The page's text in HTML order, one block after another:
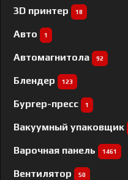
3D принтер 18
Авто 1
Автомагнитола 92
Блендер 123
Бургер-пресс 1
Вакуумный упаковщик
Варочная панель 1461
Вентилятор 50